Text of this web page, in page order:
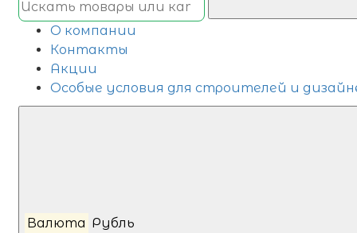
О компании
Контакты
Акции
Особые условия для строителей и
Валюта Рубль